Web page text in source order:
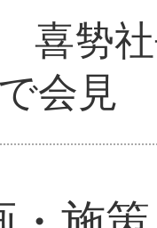
喜㔟
会見